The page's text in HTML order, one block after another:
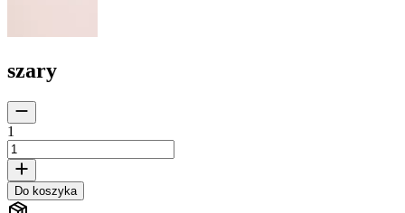
szary
1
Do koszyka